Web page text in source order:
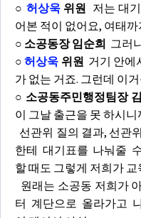
○ 허상욱위원 저는 대
어본 적이 없어요, 여태까
○ 소공동장 임순희 그러
○허상욱 위원 거기 안에
가 없는 거죠. 그런데 이
○ 소공동주민행정팀장
이 그날 출근을 못 하시
선관위 질의 결과, 선관
한테 대기표를 나눠줄
할 때도 그렇게 저희가
원래는 소공동 저희가
터 계단으로 올라가고